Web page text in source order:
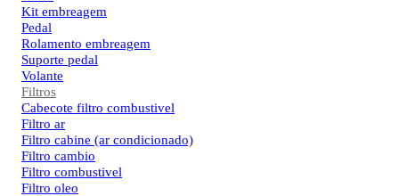
Kit embreagem
Pedal
Rolamento embreagem
Suporte pedal
Volante
Filtros
Cabecote filtro combustivel
Filtro ar
Filtro cabine (ar condicionado)
Filtro cambio
Filtro combustivel
Filtro oleo